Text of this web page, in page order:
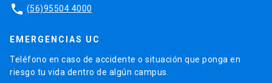
phone (56)95504 4000
EMERGENCIAS UC
Teléfono en caso de accidente o situación que ponga en
riesgo tu vida dentro de algún campus.